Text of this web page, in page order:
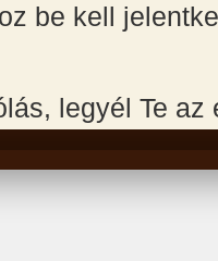
be kell
legyél Te az